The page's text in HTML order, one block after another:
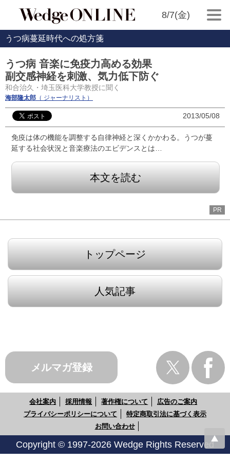
8/7(金)
うつ病蔓延時代への処方箋
うつ病 音楽に免疫力高める効果
副交感神経を刺激、気力低下防ぐ
和合治久・埼玉医科大学教授に聞く
海部隆太郎 （ ジャーナリスト）
2013/05/08
免疫は体の機能を調整する自律神経と深くかかわる。うつが蔓
延する社会状況と音楽療法のエビデンスとは…
本文を読む
PR
トップページ
人気記事
メルマガ登録
会社案内 採用情報 著作権について
広告のご案内
プライバシーポリシーについて
特定商取引法に基づく表示
お問い合わせ
Copyright © 1997-2026 Wedge Rights Reserved